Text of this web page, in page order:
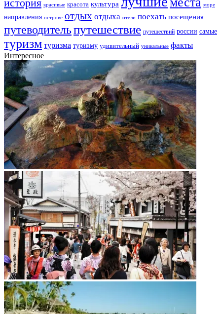
история красивые красота культура море
направления острове отдых отдыха отели поехать посещения
путеводительпутешествие путешествий россии самые
туризм туризма туризму удивительный уникальные факты
Интересное